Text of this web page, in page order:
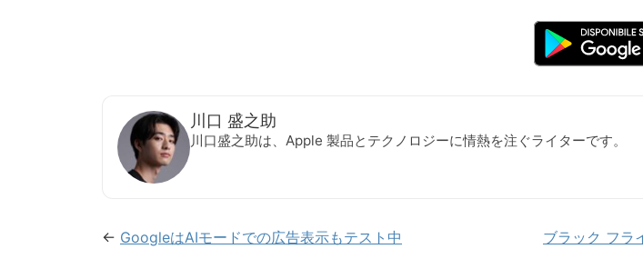
川口 盛之助
川口盛之助は、Apple 製品とテクノロジーに情熱を注ぐライターです。
← GoogleはAIモードでの広告表示もテスト中 ブラック フラ